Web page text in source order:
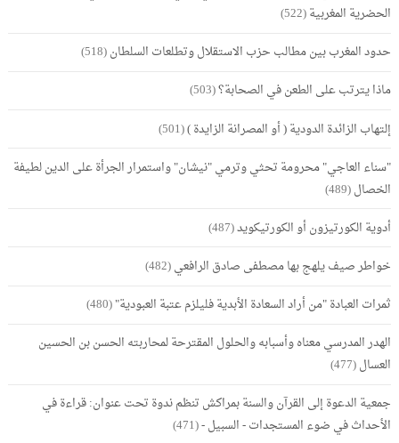
الحضرية المغربية(522)
حدود المغرب بين مطالب حزب الاستقلال وتطلعات السلطان(518)
ماذا يترتب على الطعن في الصحابة؟(503)
إلتهاب الزائدة الدودية ( أو المصرانة الزايدة )(501)
"سناء العاجي" محرومة تحثي وترمي "نيشان" واستمرار الجرأة على الدين لطيفة
الخصال(489)
أدوية الكورتيزون أو الكورتيكويد(487)
خواطر صيف يلهج بها مصطفى صادق الرافعي(482)
ثمرات العبادة "من أراد السعادة الأبدية فليلزم عتبة العبودية"(480)
الهدر المدرسي معناه وأسبابه والحلول المقترحة لمحاربته الحسن بن الحسين
العسال(477)
جمعية الدعوة إلى القرآن والسنة بمراكش تنظم ندوة تحت عنوان: قراءة في
الأحداث في ضوء المستجدات - السبيل -(471)